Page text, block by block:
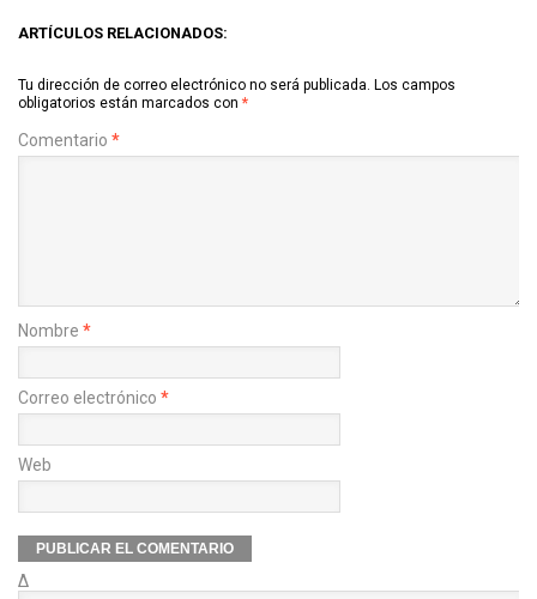
ARTÍCULOS RELACIONADOS:
Tu dirección de correo electrónico no será publicada. Los campos
obligatorios están marcados con *
Comentario *
Nombre *
Correo electrónico *
Web
Δ